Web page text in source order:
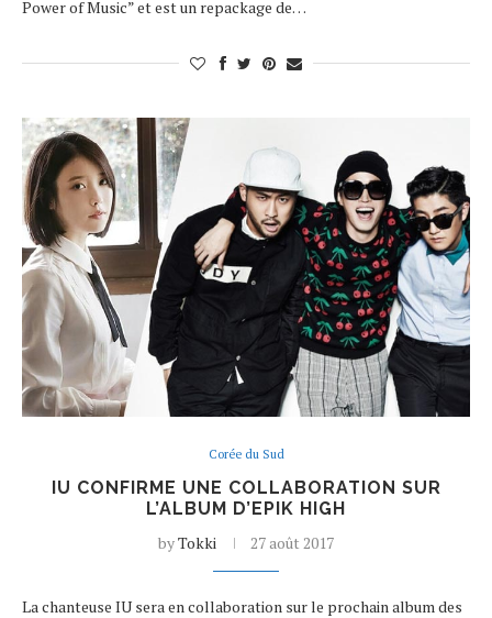
Power of Music” et est un repackage de…
Corée du Sud
IU CONFIRME UNE COLLABORATION SUR
L’ALBUM D’EPIK HIGH
byTokki 27 août 2017
La chanteuse IU sera en collaboration sur le prochain album des